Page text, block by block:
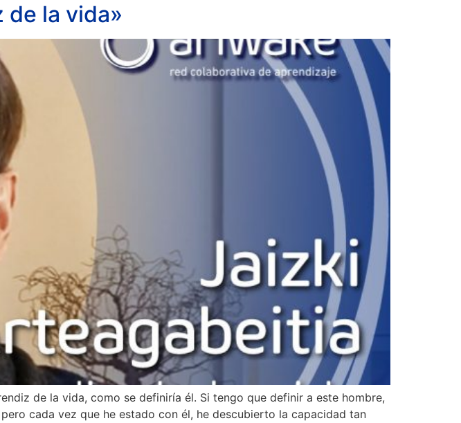
de la vida»
de la vida, como se definiría él. Si tengo que definir a este hombre,
cada vez que he estado con él, he descubierto la capacidad tan